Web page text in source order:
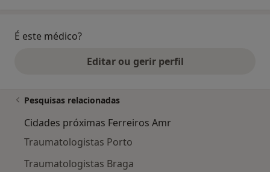
É este médico?
Editar ou gerir perfil
Pesquisas relacionadas
Cidades próximas Ferreiros Amr
Traumatologistas Porto
Traumatologistas Braga